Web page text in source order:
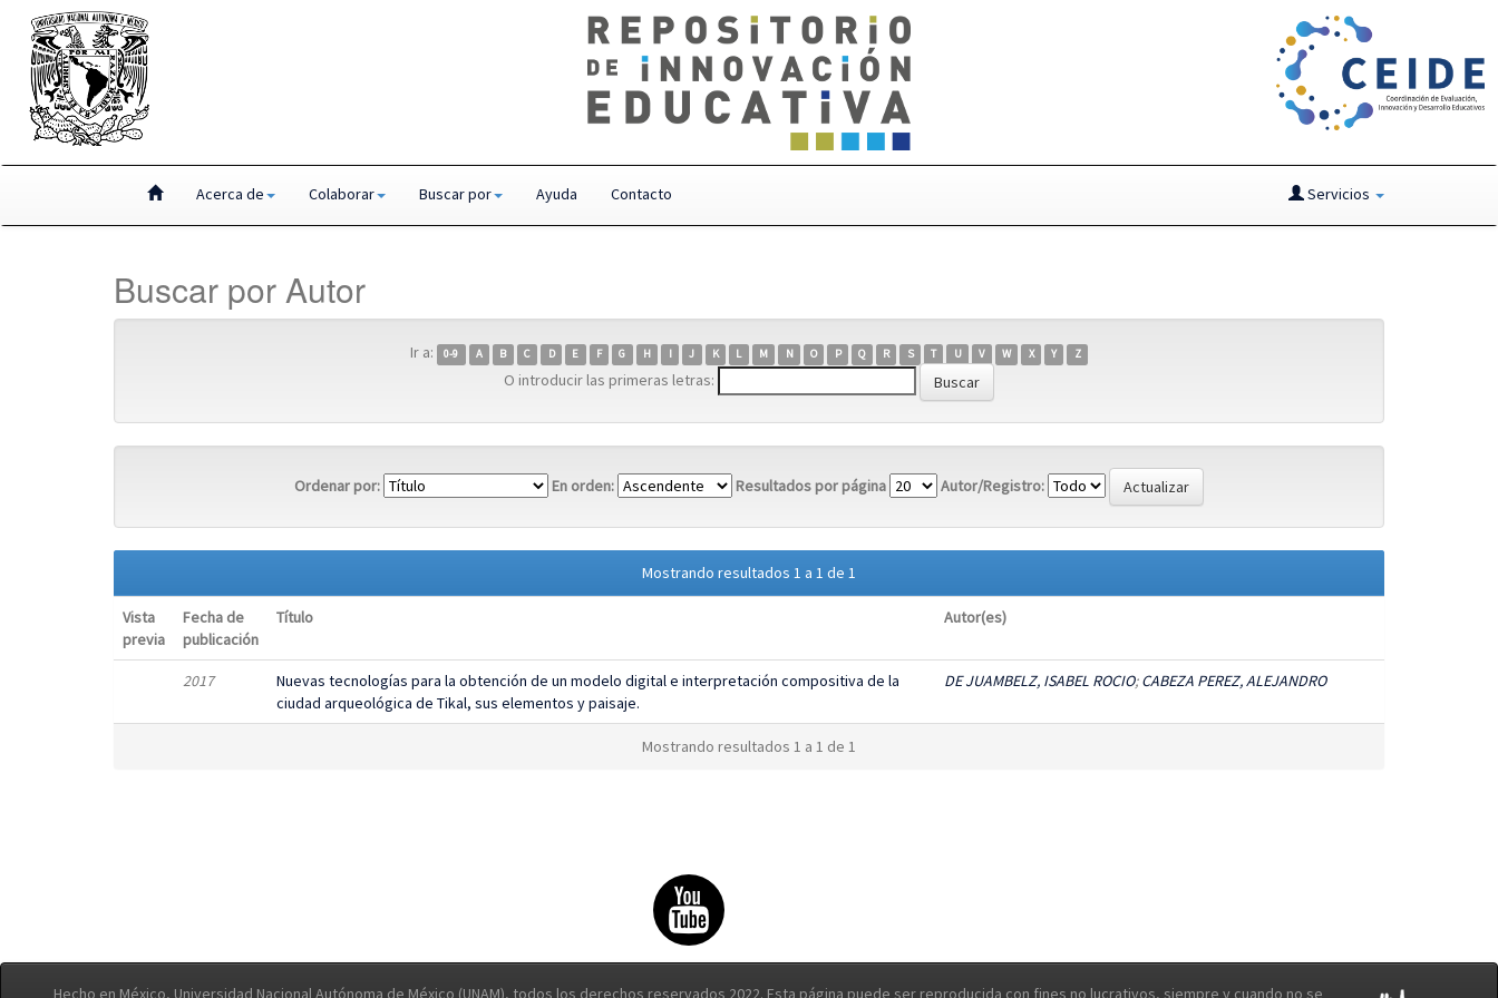
Acerca de Colaborar Buscar por Ayuda Contacto Servicios
Buscar por Autor
Ir a: 0-9 A B C D E F G H I J K L M N O P Q R S T U V W X Y Z
O introducir las primeras letras:
Ordenar por: En orden: Resultados por página Autor/Registro:
Mostrando resultados 1 a 1 de 1
Vista
previa
Fecha de
publicación
Título Autor(es)
2017
Nuevas tecnologías para la obtención de un modelo digital e interpretación compositiva de la
ciudad arqueológica de Tikal, sus elementos y paisaje.
DE JUAMBELZ, ISABEL ROCIO;CABEZA PEREZ, ALEJANDRO
Mostrando resultados 1 a 1 de 1